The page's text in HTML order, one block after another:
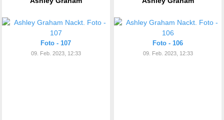
Foto - 107
09. Feb. 2023, 12:33
Foto - 106
09. Feb. 2023, 12:33